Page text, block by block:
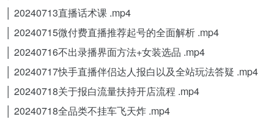
│ 20240713直播话术课 .mp4
│ 20240715微付费直播推荐起号的全面解析 .mp4
│ 20240716不出录播界面方法+女装选品 .mp4
│ 20240717快手直播伴侣达人报白以及全站玩法答疑 .mp4
│ 20240718关于报白流量扶持开店流程 .mp4
│ 20240718全品类不挂车飞天炸 .mp4